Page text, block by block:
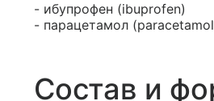
- ибупрофен (ibuprofen)
- парацетамол
Состав и